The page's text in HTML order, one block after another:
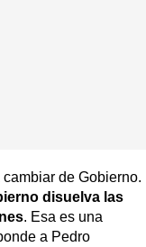
de Gobierno.
disuelva las
. Esa es una
a Pedro